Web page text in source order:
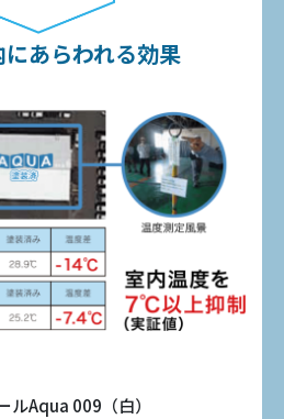
あらわれる効果
ルAqua 009（白）